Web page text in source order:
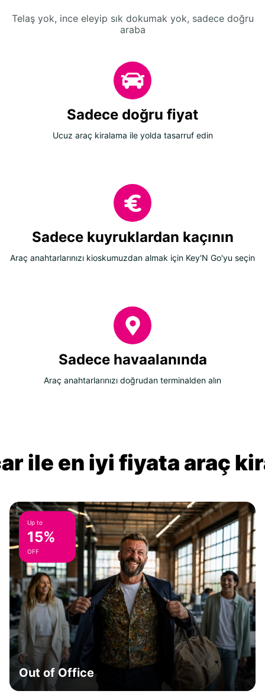
Telaş yok, ince eleyip sık dokumak yok, sadece doğru
araba
Sadece doğru fiyat
Ucuz araç kiralama ile yolda tasarruf edin
Sadece kuyruklardan kaçının
Araç anahtarlarınızı kioskumuzdan almak için Key'N Go'yu seçin
Sadece havaalanında
Araç anahtarlarınızı doğrudan terminalden alın
ile en iyi fiyata araç
Up to
15%
OFF
Out of Office